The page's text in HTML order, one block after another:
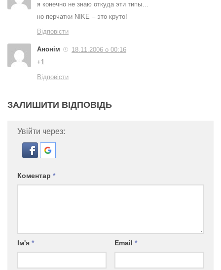
я конечно не знаю откуда эти типы…
но перчатки NIKE – это круто!
Відповісти
Анонім
18.11.2006 о 00:16
+1
Відповісти
ЗАЛИШИТИ ВІДПОВІДЬ
Увійти через:
Коментар *
Ім'я * Email *